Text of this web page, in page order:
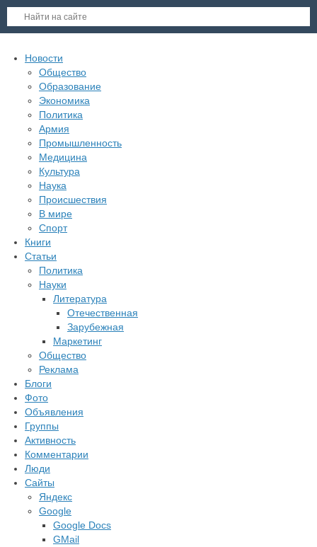
Новости
Общество
Образование
Экономика
Политика
Армия
Промышленность
Медицина
Культура
Наука
Происшествия
В мире
Спорт
Книги
Статьи
Политика
Науки
Литература
Отечественная
Зарубежная
Маркетинг
Общество
Реклама
Блоги
Фото
Объявления
Группы
Активность
Комментарии
Люди
Сайты
Яндекс
Google
Google Docs
GMail